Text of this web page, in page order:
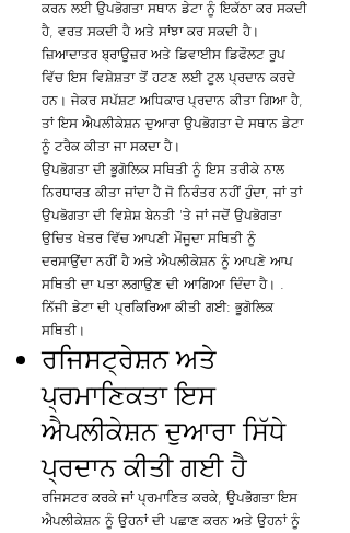
ਕਰਨ ਲਈ ਉਪਭੋਗਤਾ ਸਥਾਨ ਡੇਟਾ ਨੂੰ ਇਕੱਠਾ ਕਰ ਸਕਦੀ
ਹੈ, ਵਰਤ ਸਕਦੀ ਹੈ ਅਤੇ ਸਾਂਝਾ ਕਰ ਸਕਦੀ ਹੈ।
ਜ਼ਿਆਦਾਤਰ ਬ੍ਰਾਊਜ਼ਰ ਅਤੇ ਡਿਵਾਈਸ ਡਿਫੌਲਟ ਰੂਪ
ਵਿੱਚ ਇਸ ਵਿਸ਼ੇਸ਼ਤਾ ਤੋਂ ਹਟਣ ਲਈ ਟੂਲ ਪ੍ਰਦਾਨ ਕਰਦੇ
ਹਨ। ਜੇਕਰ ਸਪੱਸ਼ਟ ਅਧਿਕਾਰ ਪ੍ਰਦਾਨ ਕੀਤਾ ਗਿਆ ਹੈ,
ਤਾਂ ਇਸ ਐਪਲੀਕੇਸ਼ਨ ਦੁਆਰਾ ਉਪਭੋਗਤਾ ਦੇ ਸਥਾਨ ਡੇਟਾ
ਨੂੰ ਟਰੈਕ ਕੀਤਾ ਜਾ ਸਕਦਾ ਹੈ।
ਉਪਭੋਗਤਾ ਦੀ ਭੂਗੋਲਿਕ ਸਥਿਤੀ ਨੂੰ ਇਸ ਤਰੀਕੇ ਨਾਲ
ਨਿਰਧਾਰਤ ਕੀਤਾ ਜਾਂਦਾ ਹੈ ਜੋ ਨਿਰੰਤਰ ਨਹੀਂ ਹੁੰਦਾ, ਜਾਂ ਤਾਂ
ਉਪਭੋਗਤਾ ਦੀ ਵਿਸ਼ੇਸ਼ ਬੇਨਤੀ 'ਤੇ ਜਾਂ ਜਦੋਂ ਉਪਭੋਗਤਾ
ਉਚਿਤ ਖੇਤਰ ਵਿੱਚ ਆਪਣੀ ਮੌਜੂਦਾ ਸਥਿਤੀ ਨੂੰ
ਦਰਸਾਉਂਦਾ ਨਹੀਂ ਹੈ ਅਤੇ ਐਪਲੀਕੇਸ਼ਨ ਨੂੰ ਆਪਣੇ ਆਪ
ਸਥਿਤੀ ਦਾ ਪਤਾ ਲਗਾਉਣ ਦੀ ਆਗਿਆ ਦਿੰਦਾ ਹੈ। .
ਨਿੱਜੀ ਡੇਟਾ ਦੀ ਪ੍ਰਕਿਰਿਆ ਕੀਤੀ ਗਈ: ਭੂਗੋਲਿਕ
ਸਥਿਤੀ।
ਰਜਿਸਟ੍ਰੇਸ਼ਨ ਅਤੇ
ਪ੍ਰਮਾਣਿਕਤਾ ਇਸ
ਐਪਲੀਕੇਸ਼ਨ ਦੁਆਰਾ ਸਿੱਧੇ
ਪ੍ਰਦਾਨ ਕੀਤੀ ਗਈ ਹੈ
ਰਜਿਸਟਰ ਕਰਕੇ ਜਾਂ ਪ੍ਰਮਾਣਿਤ ਕਰਕੇ, ਉਪਭੋਗਤਾ ਇਸ
ਐਪਲੀਕੇਸ਼ਨ ਨੂੰ ਉਹਨਾਂ ਦੀ ਪਛਾਣ ਕਰਨ ਅਤੇ ਉਹਨਾਂ ਨੂੰ